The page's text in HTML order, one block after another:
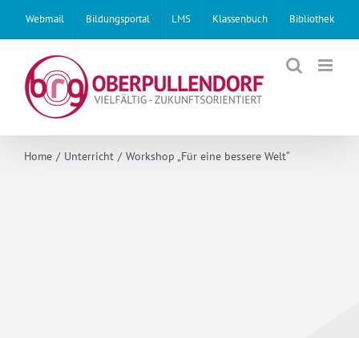
content
Webmail Bildungsportal LMS Klassenbuch Bibliothek
Home Unterricht Workshop „Für eine bessere Welt“